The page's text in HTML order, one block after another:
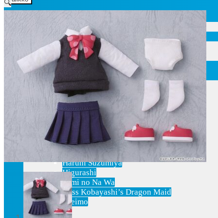
Etusivu
Ajankohtaisia asioita
Verkkokauppa
Mitä lahjaksi animefanille?
Viimeksi saapuneita
Myymälä & Showroom
Resurssit
Figuurien keräily harrastukse …
Tapahtumat
Anime-retket
Huomioitavia asioita
Anohana
Clannad
Elfen Lied
Fate/Stay Night & Fate/Zero
Haruhi Suzumiya
Higurashi
Kimi no Na Wa
Miss Kobayashi’s Dragon Maid
Oreimo
Sanasto
🔍